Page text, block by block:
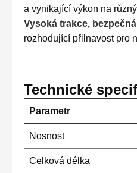
a vynikající výkon na
Vysoká trakce,
rozhodující přilnavost pro
Technické
Parametr
Nosnost
Celková délka